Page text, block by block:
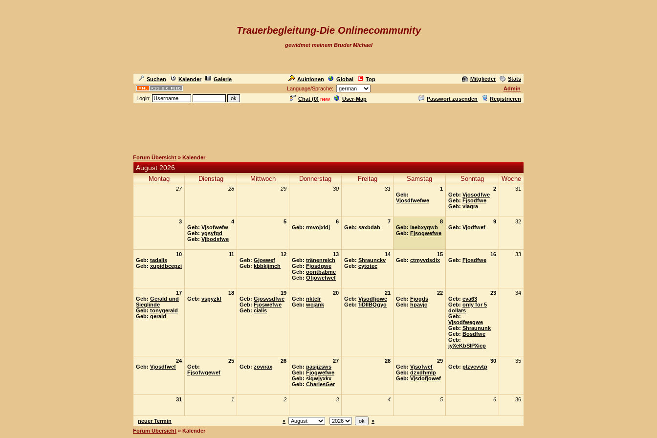
Trauerbegleitung-Die Onlinecommunity
gewidmet meinem Bruder Michael
Suchen Kalender Galerie Auktionen Global Top Mitglieder
Stats
Language/Sprache:
Admin
Login:
Chat (0) new User-Map Passwort zusenden Registrieren
Forum Übersicht » Kalender
August 2026
Montag Dienstag Mittwoch Donnerstag Freitag Samstag Sonntag Woche
27 28 29 30 31
1
Geb:
Vjosdfwefwe
2
Geb: Vjosodfwe
Geb: Fjsodfwe
Geb: viagra
31
3
4
Geb: Vjsofwefw
Geb: ygsyfqd
Geb: Vjbodsfwe
5
6
Geb: rmvojxldj
7
Geb: saxbdab
8
Geb: laebxyqwb
Geb: Fjsogwefwe
9
Geb: Vjodfwef
32
10
Geb: tadalis
Geb: xupidbcepzi
11
12
Geb: Gjoewef
Geb: kbbkjjmch
13
Geb: tränenreich
Geb: Fjosdgwe
Geb: oontbabme
Geb: Ofjowefwef
14
Geb: Shraunckv
Geb: cytotec
15
Geb: ctmyvdsdix
16
Geb: Fjosdfwe
33
17
Geb: Gerald und
Sieglinde
Geb: tonygerald
Geb: gerald
18
Geb: vspyzkf
19
Geb: Gjosvsdfwe
Geb: Fjoswefwe
Geb: cialis
20
Geb: nktelr
Geb: wcjank
21
Geb: Vjsodfjowe
Geb: fiDIlBQgyo
22
Geb: Fjogds
Geb: hpavjc
23
Geb: eva63
Geb: only for 5
dollars
Geb:
Vjsodfwegwe
Geb: Shraununk
Geb: Bosdfwe
Geb:
jyXeKbSIPXicp
34
24
Geb: Vjosdfwef
25
Geb:
Fjsofwgewef
26
Geb: zovirax
27
Geb: pasijzsws
Geb: Fjogwefwe
Geb: sigwjyxkx
Geb: CharlesGer
28
29
Geb: Vjsofwef
Geb: dzxdhmlp
Geb: Vjsdofjowef
30
Geb: plzvcvvtp
35
31 1 2 3 4 5 6 36
neuer Termin «
»
Forum Übersicht » Kalender